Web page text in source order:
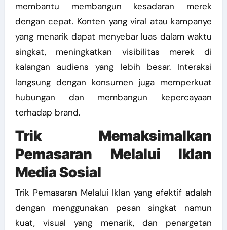
membantu membangun kesadaran merek
dengan cepat. Konten yang viral atau kampanye
yang menarik dapat menyebar luas dalam waktu
singkat, meningkatkan visibilitas merek di
kalangan audiens yang lebih besar. Interaksi
langsung dengan konsumen juga memperkuat
hubungan dan membangun kepercayaan
terhadap brand.
Trik Memaksimalkan
Pemasaran Melalui Iklan
Media Sosial
Trik Pemasaran Melalui Iklan yang efektif adalah
dengan menggunakan pesan singkat namun
kuat, visual yang menarik, dan penargetan